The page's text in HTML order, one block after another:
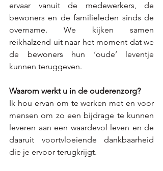
ervaar vanuit de medewerkers, de
bewoners en de familieleden sinds de
overname. We kijken samen
reikhalzend uit naar het moment dat we
de bewoners hun ‘oude’ leventje
kunnen teruggeven.
Waarom werkt u in de ouderenzorg?
Ik hou ervan om te werken met en voor
mensen om zo een bijdrage te kunnen
leveren aan een waardevol leven en de
daaruit voortvloeiende dankbaarheid
die je ervoor terugkrijgt.